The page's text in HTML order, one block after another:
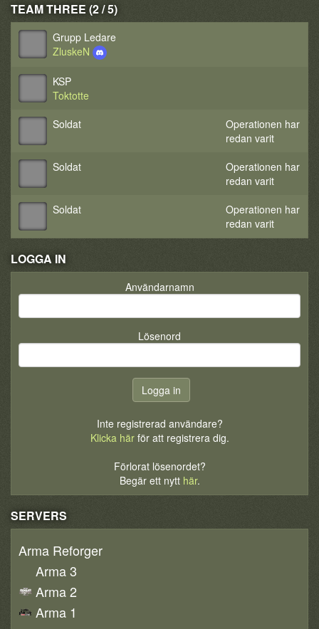
TEAM THREE (2 / 5)
Grupp Ledare
ZluskeN
KSP
Toktotte
Soldat
Operationen har
redan varit
Soldat
Operationen har
redan varit
Soldat
Operationen har
redan varit
LOGGA IN
Användarnamn
Lösenord
Inte registrerad användare?
Klicka härför att registrera dig.
Förlorat lösenordet?
Begär ett nytt här.
SERVERS
Arma Reforger
Arma 3
Arma 2
Arma 1